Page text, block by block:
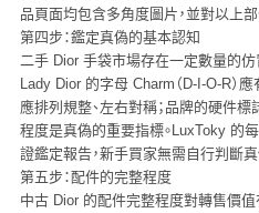
品頁面均包含多角度圖片，並對以上部
第四步：鑑定真偽的基本認知
二手 Dior 手袋市場存在一定數量的仿
Lady Dior 的字母 Charm（D-I-O-R）
應排列規整、左右對稱；品牌的硬件標
程度是真偽的重要指標。LuxToky 的
證鑑定報告，新手買家無需自行判斷真
第五步：配件的完整程度
中古 Dior 的配件完整程度對轉售價值